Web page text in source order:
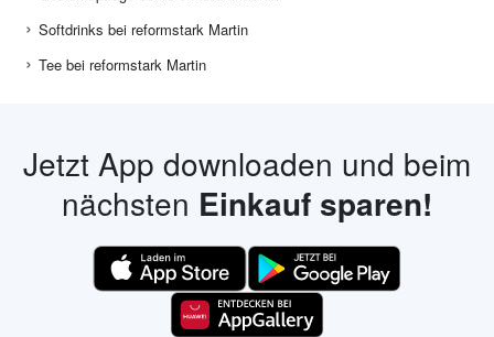
Softdrinks bei reformstark Martin
Tee bei reformstark Martin
Jetzt App downloaden und beim
nächsten Einkauf sparen!